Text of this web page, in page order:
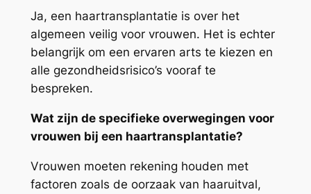
Ja, een haartransplantatie is over het
algemeen veilig voor vrouwen. Het is echter
belangrijk om een ervaren arts te kiezen en
alle gezondheidsrisico’s vooraf te
bespreken.
Wat zijn de specifieke overwegingen voor
vrouwen bij een haartransplantatie?
Vrouwen moeten rekening houden met
factoren zoals de oorzaak van haaruitval,